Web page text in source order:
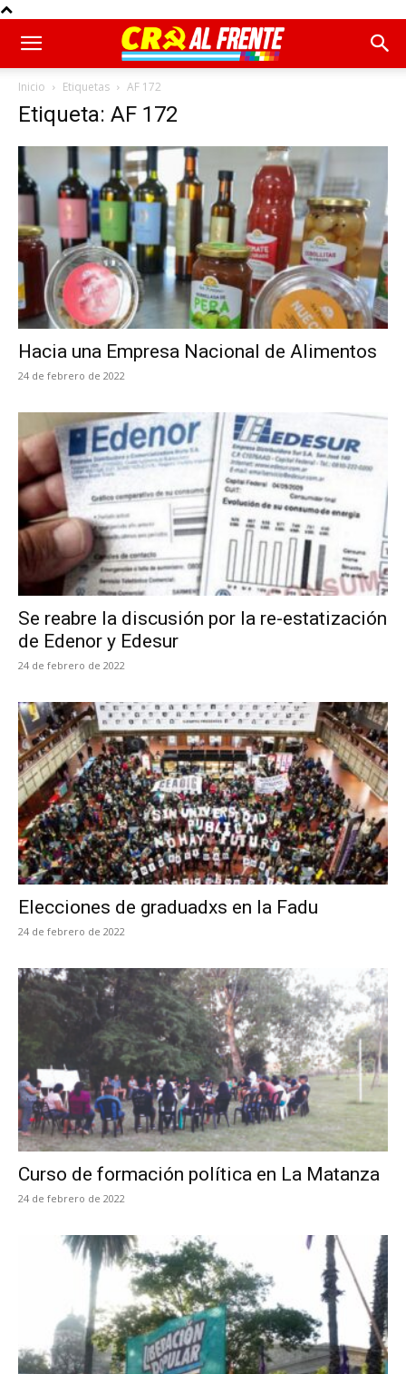
Inicio Etiquetas AF 172
Etiqueta: AF 172
Hacia una Empresa Nacional de Alimentos
24 de febrero de 2022
Se reabre la discusión por la re-estatización
de Edenor y Edesur
24 de febrero de 2022
Elecciones de graduadxs en la Fadu
24 de febrero de 2022
Curso de formación política en La Matanza
24 de febrero de 2022